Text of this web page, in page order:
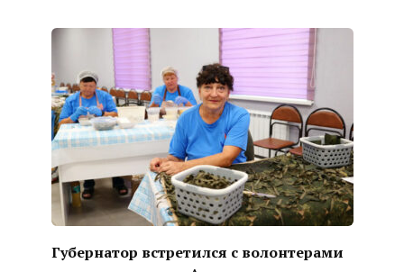
Губернатор встретился с волонтерами